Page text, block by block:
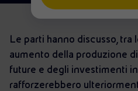
Modello satellitare
Energia accessibile
Innovazione
Attività nel mondo
Le parti hanno discusso,
aumento della produzione
future e degli investimenti
rafforzerebbero